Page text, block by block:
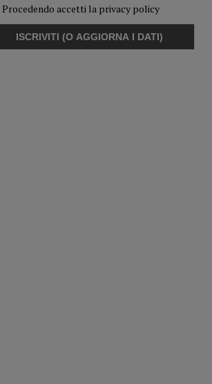
Procedendo accetti la privacy policy